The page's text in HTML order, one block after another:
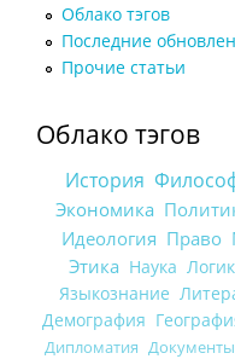
Облако тэгов
Последние
Прочие статьи
Облако тэгов
История
Экономика
Идеология Право
Этика Наука
Языкознание
Демография
Дипломатия Документы